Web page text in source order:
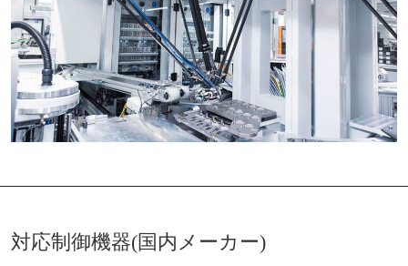
対応制御機器(国内メーカー)